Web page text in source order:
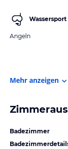
Wassersport
Angeln
Mehr anzeigen
Badezimmer